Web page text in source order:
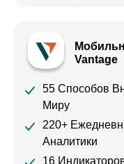
Vantage
55 Способов
Миру
220+
Аналитики
16